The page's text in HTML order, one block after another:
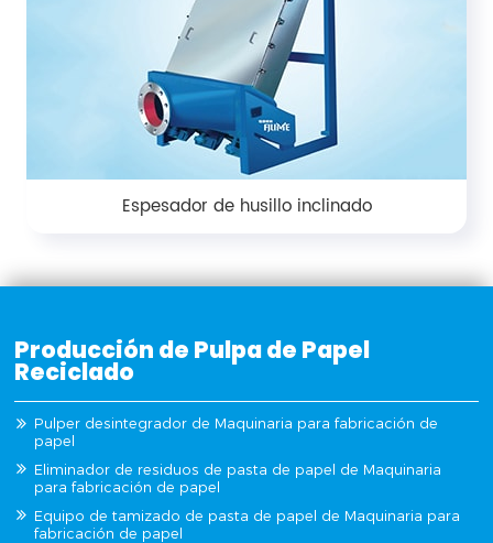
Espesador de husillo inclinado
Producción de Pulpa de Papel
Reciclado
Pulper desintegrador de Maquinaria para fabricación de
papel
Eliminador de residuos de pasta de papel de Maquinaria
para fabricación de papel
Equipo de tamizado de pasta de papel de Maquinaria para
fabricación de papel